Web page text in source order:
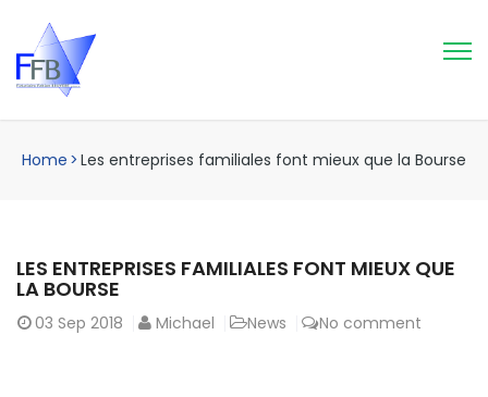
Home > Les entreprises familiales font mieux que la Bourse
LES ENTREPRISES FAMILIALES FONT MIEUX QUE
LA BOURSE
03 Sep 2018 Michael News No comment